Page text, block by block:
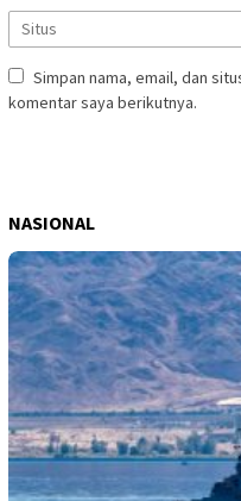
Simpan nama, email, dan
komentar saya berikutnya.
NASIONAL